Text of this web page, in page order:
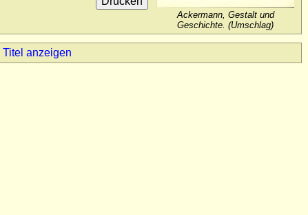
Ackermann, Gestalt und
Geschichte. (Umschlag)
Titel anzeigen